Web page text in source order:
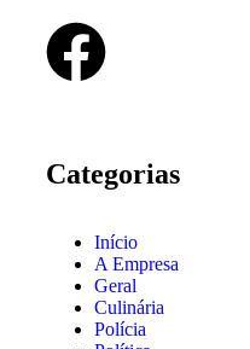
Categorias
Início
A Empresa
Geral
Culinária
Polícia